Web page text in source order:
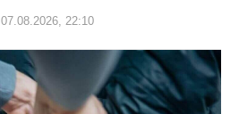
07.08.2026, 22:10